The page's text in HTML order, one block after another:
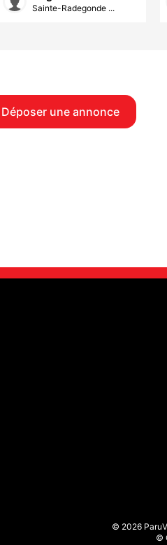
Sainte-Radegonde ...
Déposer une annonce
© 2026
©